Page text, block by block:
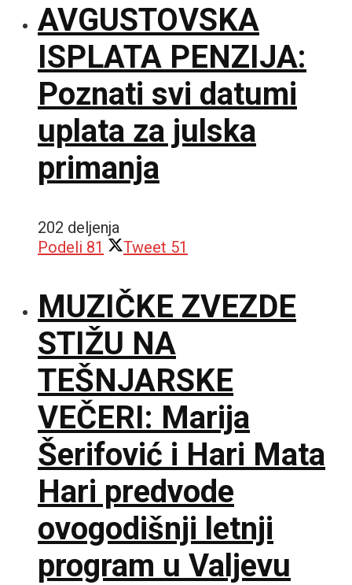
AVGUSTOVSKA
ISPLATA PENZIJA:
Poznati svi datumi
uplata za julska
primanja
202 deljenja
Podeli 81 Tweet 51
MUZIČKE ZVEZDE
STIŽU NA
TEŠNJARSKE
VEČERI: Marija
Šerifović i Hari Mata
Hari predvode
ovogodišnji letnji
program u Valjevu